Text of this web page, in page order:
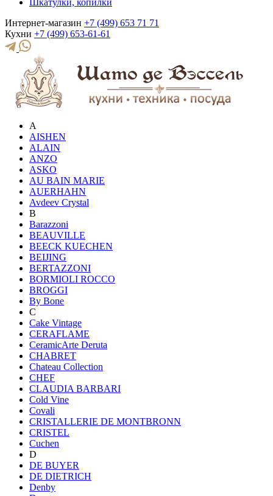
Интернет-магазин +7 (499) 653 71 71
Кухни +7 (499) 653-61-61
A
AISHEN
ALAIN
ANZO
ASKO
AU BAIN MARIE
AUERHAHN
Avdeev Crystal
B
Barazzoni
BEAUVILLE
BEECK KUECHEN
BEIJING
BERTAZZONI
BORMIOLI ROCCO
BROGGI
By Bone
C
Cake Vintage
CERAFLAME
CeramicArte Deruta
CHABRET
Chateau Collection
CHEF
CLAUDIA BARBARI
Cold Vine
Covali
CRISTALLERIE DE MONTBRONN
CRISTEL
Cuchen
D
DE BUYER
DE DIETRICH
Denby